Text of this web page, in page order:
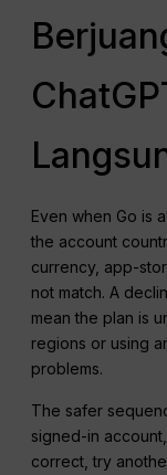
Even when Go is
the account
currency, app-
not match. A
mean the plan is
regions or using
problems.
The safer
signed-in
correct, try